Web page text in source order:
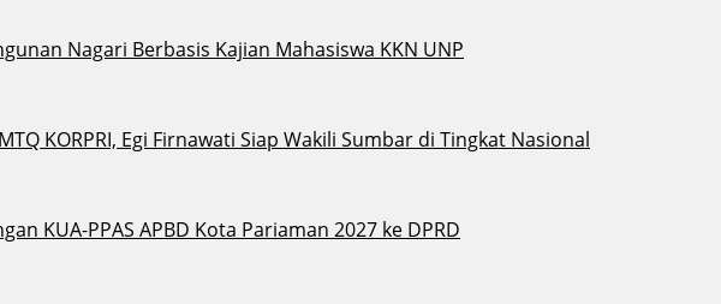
Nagari Berbasis Kajian Mahasiswa KKN UNP
KORPRI, Egi Firnawati Siap Wakili Sumbar di Tingkat Nasional
KUA-PPAS APBD Kota Pariaman 2027 ke DPRD